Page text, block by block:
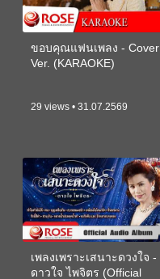
ขอบคุณแฟนเพลง - Cover
Ver. (KARAOKE)
29 views • 31.07.2569
เพลงเพราะเสนาะดวงใจ -
ดาวใจ ไพจิตร (Official